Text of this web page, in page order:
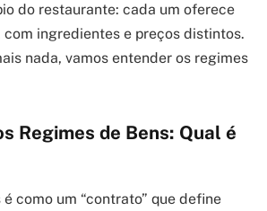
do restaurante: cada um oferece
ingredientes e preços distintos.
nada, vamos entender os regimes
Regimes de Bens: Qual é
como um “contrato” que define